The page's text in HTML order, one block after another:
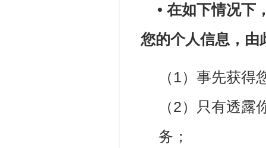
• 在如下情况下
您的个人信息，由
（1）事先获得
（2）只有透
务；